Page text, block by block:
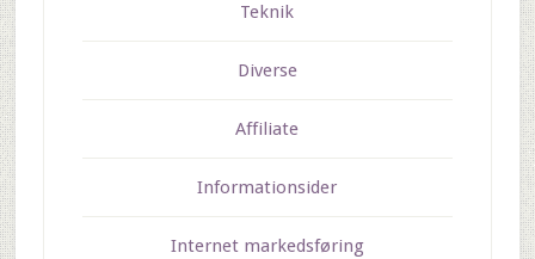
Teknik
Diverse
Affiliate
Informationsider
Internet markedsføring